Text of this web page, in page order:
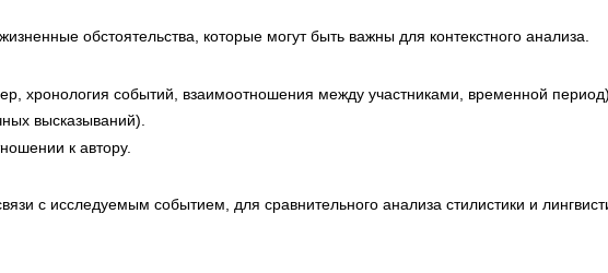
обстоятельства, которые могут быть важны для контекстного анализа.
хронология событий, взаимоотношения между участниками, временной
высказываний).
к автору.
с исследуемым событием, для сравнительного анализа стилистики и